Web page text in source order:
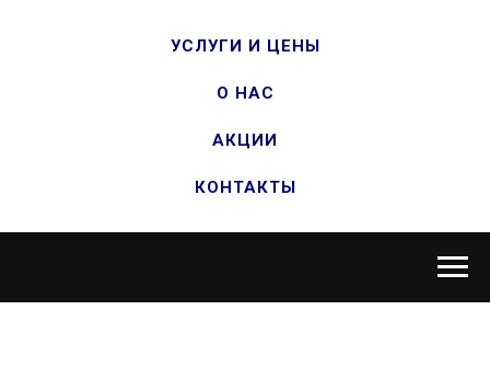
УСЛУГИ И ЦЕНЫ
О НАС
АКЦИИ
КОНТАКТЫ